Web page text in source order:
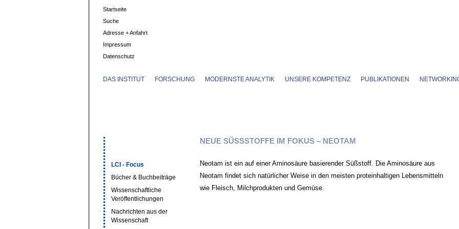
Startseite
Suche
Adresse + Anfahrt
Impressum
Datenschutz
DAS INSTITUT FORSCHUNG MODERNSTE ANALYTIK UNSERE KOMPETENZ PUBLIKATIONEN
LCI - Focus
Bücher & Buchbeiträge
Wissenschaftliche
Veröffentlichungen
Nachrichten aus der
Wissenschaft
NEUE SÜSSSTOFFE IM FOKUS – NEOTAM
Neotam ist ein auf einer Aminosäure basierender Süßstoff. Die Aminosäure aus
Neotam findet sich natürlicher Weise in den meisten proteinhaltigen Lebensmitteln
wie Fleisch, Milchprodukten und Gemüse.